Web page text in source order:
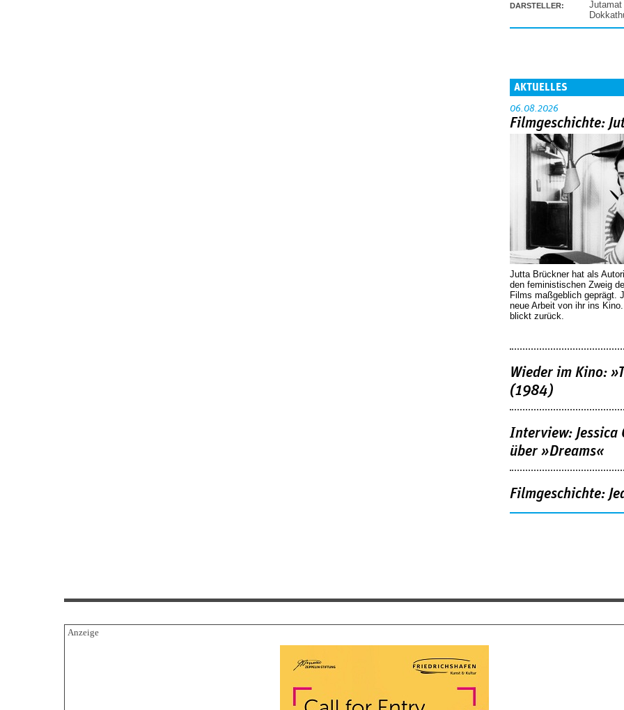
DARSTELLER: Jutamat
AKTUELLES
06.08.2026
Filmgeschichte:
Jutta Brückner hat als
den feministischen Zweig
Films maßgeblich geprägt.
neue Arbeit von ihr ins
blickt zurück.
Wieder im Kino:
(1984)
Interview: Jessica
über »Dreams«
Filmgeschichte: